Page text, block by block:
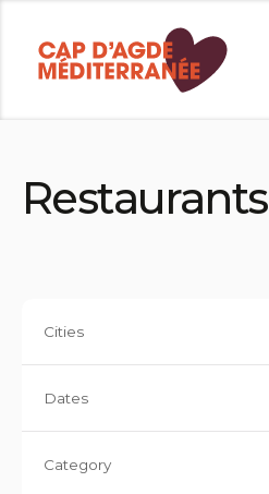
contenu
Restaurants
Cities
Dates
Category